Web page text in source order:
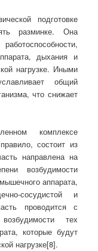
подготовке
разминке. Она
дыхания и
нагрузке. Иными
общий
что снижает
комплексе
состоит из
направлена на
возбудимости
аппарата,
сосудистой и
проводится с
тех
которые будут
нагрузке[8].